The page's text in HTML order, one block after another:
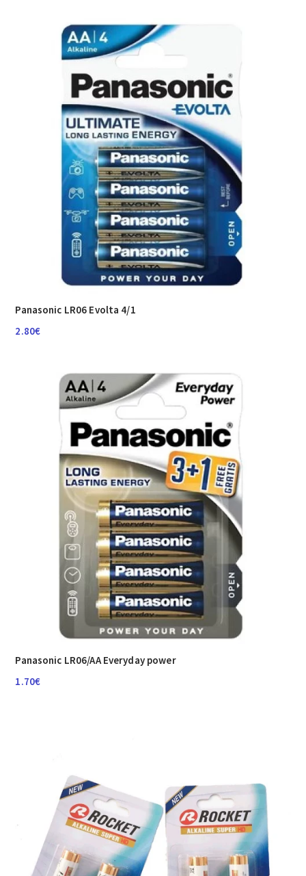
Panasonic LR06 Evolta 4/1
2.80€
Panasonic LR06/AA Everyday power
1.70€